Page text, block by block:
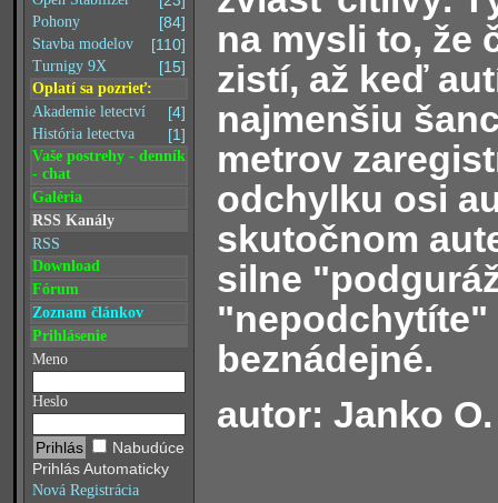
[84]
Pohony
[110]
Stavba modelov
[15]
Turnigy 9X
Oplatí sa pozrieť:
[4]
Akademie letectví
[1]
História letectva
Vaše postrehy - denník
- chat
Galéria
RSS Kanály
RSS
Download
Fórum
Zoznam článkov
Prihlásenie
Meno
Heslo
Nabudúce
Prihlás Automaticky
Nová Registrácia
na mysli to, že
zistí, až keď
najmenšiu
metrov
odchylku osi
skutočnom
silne
"nepodchytíte"
beznádejné.
autor: Janko O.